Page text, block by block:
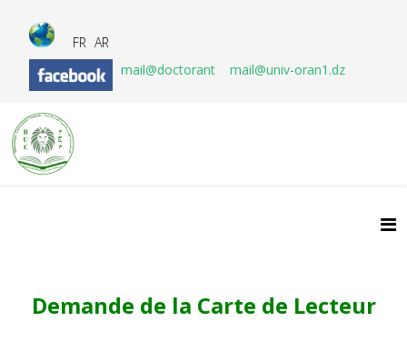
FR AR
mail@doctorant
mail@univ-oran1.dz
Demande de la Carte de Lecteur